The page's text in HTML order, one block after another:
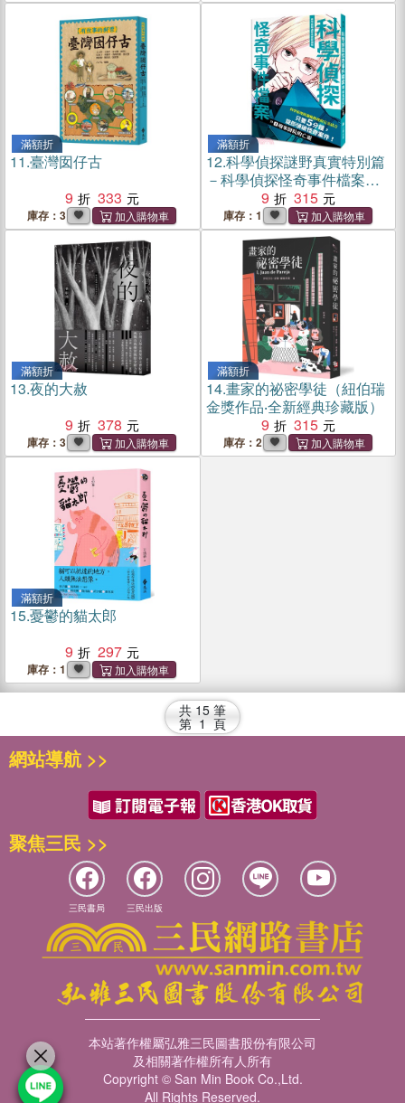
滿額折
11.臺灣囡仔古
9
333
庫存：3
滿額折
12.科學偵探謎野真實特別篇
－科學偵探怪奇事件檔案
01：廢棄醫院的亡靈
9 315
庫存：1
滿額折
13.夜的大赦
9
378
庫存：3
滿額折
14.畫家的祕密學徒（紐伯瑞
金獎作品‧全新經典珍藏版）
9
315
庫存：2
滿額折
15.憂鬱的貓太郎
9
297
庫存：1
共 15 筆
第 1 頁
網站導航 >>
聚焦三民 >>
三民書局 三民出版
本站著作權屬弘雅三民圖書股份有限公司
及相關著作權所有人所有
Copyright © San Min Book Co.,Ltd.
All Rights Reserved.